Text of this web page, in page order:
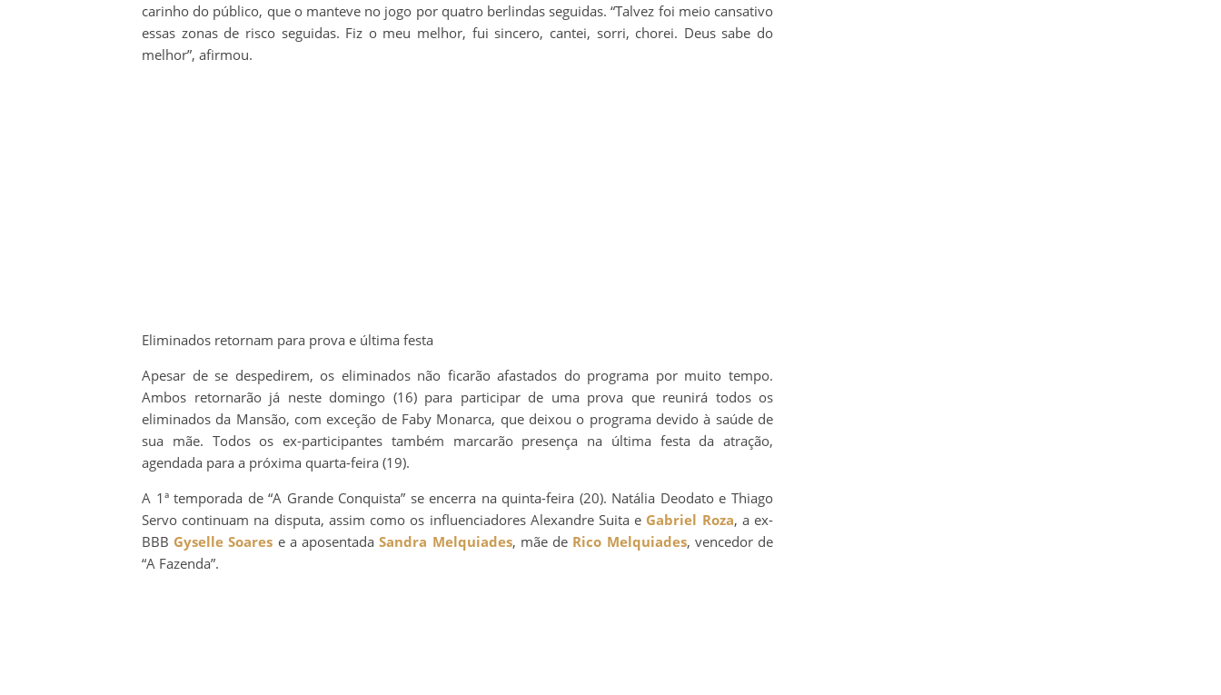
carinho do público, que o manteve no jogo por quatro berlindas seguidas. “Talvez foi meio cansativo
essas zonas de risco seguidas. Fiz o meu melhor, fui sincero, cantei, sorri, chorei. Deus sabe do
melhor”, afirmou.
Eliminados retornam para prova e última festa
Apesar de se despedirem, os eliminados não ficarão afastados do programa por muito tempo.
Ambos retornarão já neste domingo (16) para participar de uma prova que reunirá todos os
eliminados da Mansão, com exceção de Faby Monarca, que deixou o programa devido à saúde de
sua mãe. Todos os ex-participantes também marcarão presença na última festa da atração,
agendada para a próxima quarta-feira (19).
A 1ª temporada de “A Grande Conquista” se encerra na quinta-feira (20). Natália Deodato e Thiago
Servo continuam na disputa, assim como os influenciadores Alexandre Suita e Gabriel Roza, a ex-
BBB Gyselle Soares e a aposentadaSandra Melquiades, mãe de Rico Melquiades, vencedor de
“A Fazenda”.